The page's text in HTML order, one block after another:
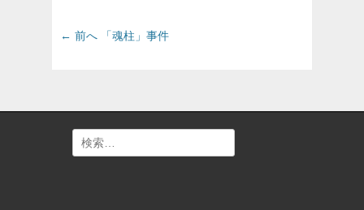
投
ゲ
ー
シ
← 前へ
前「魂柱」事件
索: